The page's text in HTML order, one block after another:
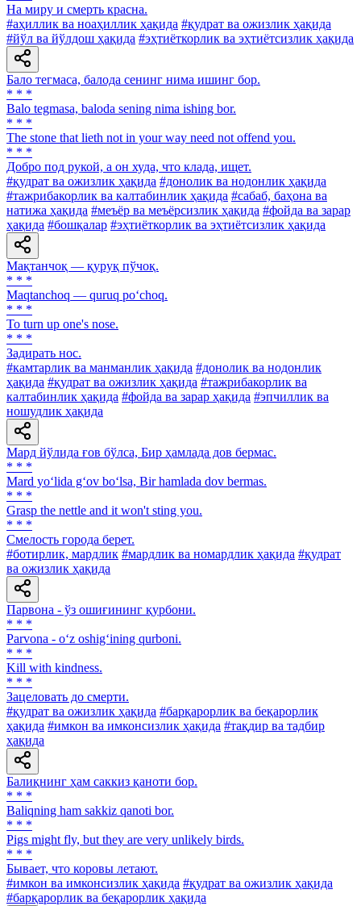
Ha миру и смерть красна.
#аҳиллик ва ноаҳиллик ҳақида #қудрат ва ожизлик ҳақида
#йўл ва йўлдош ҳақида #эҳтиёткорлик ва эҳтиётсизлик ҳақида
Бало тегмаса, балода сенинг нима ишинг бор.
* * *
Balo tegmasa, baloda sening nima ishing bor.
* * *
The stone that lieth not in your way need not offend you.
* * *
Добро под рукой, а он худа, что клада, ищет.
#қудрат ва ожизлик ҳақида #донолик ва нодонлик ҳақида
#тажрибакорлик ва калтабинлик ҳақида #сабаб, баҳона ва
натижа ҳақида #меъёр ва меъёрсизлик ҳақида #фойда ва зарар
ҳақида #бошқалар #эҳтиёткорлик ва эҳтиётсизлик ҳақида
Мақтанчоқ — қуруқ пўчоқ.
* * *
Maqtanchoq — quruq po‘choq.
* * *
To turn up one's nose.
* * *
Задирать нос.
#камтарлик ва манманлик ҳақида #донолик ва нодонлик
ҳақида #қудрат ва ожизлик ҳақида #тажрибакорлик ва
калтабинлик ҳақида #фойда ва зарар ҳақида #эпчиллик ва
ношудлик ҳақида
Мард йўлида ғов бўлса, Бир ҳамлада дов бермас.
* * *
Mard yo‘lida g‘ov bo‘lsa, Bir hamlada dov bermas.
* * *
Grasp the nettle and it won't sting you.
* * *
Смелость города берет.
#ботирлик, мардлик #мардлик ва номардлик ҳақида #қудрат
ва ожизлик ҳақида
Парвона - ўз ошиғининг қурбони.
* * *
Parvona - o‘z oshig‘ining qurboni.
* * *
Kill with kindness.
* * *
Зацеловать до смерти.
#қудрат ва ожизлик ҳақида #барқарорлик ва беқарорлик
ҳақида #имкон ва имконсизлик ҳақида #тақдир ва тадбир
ҳақида
Балиқнинг ҳам саккиз қаноти бор.
* * *
Baliqning ham sakkiz qanoti bor.
* * *
Pigs might fly, but they are very unlikely birds.
* * *
Бывает, что коровы летают.
#имкон ва имконсизлик ҳақида #қудрат ва ожизлик ҳақида
#барқарорлик ва беқарорлик ҳақида